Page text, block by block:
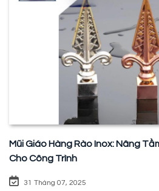
Mũi Giáo Hàng Rào Inox: Nâng
Cho Công Trình
31 Tháng 07, 2025